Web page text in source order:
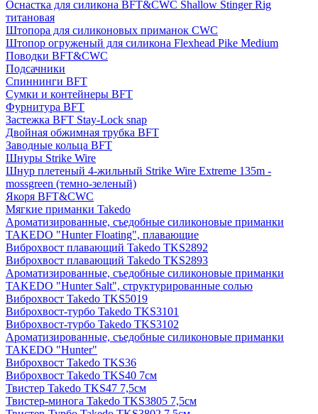
Оснастка для силикона BFT&CWC Shallow Stinger Rig
титановая
Штопора для силиконовых приманок CWC
Штопор огруженый для силикона Flexhead Pike Medium
Поводки BFT&CWC
Подсачники
Спиннинги BFT
Сумки и контейнеры BFT
Фурнитура BFT
Застежка BFT Stay-Lock snap
Двойная обжимная трубка BFT
Заводные кольца BFT
Шнуры Strike Wire
Шнур плетеный 4-жильный Strike Wire Extreme 135m -
mossgreen (темно-зеленый)
Якоря BFT&CWC
Мягкие приманки Takedo
Ароматизированные, съедобные силиконовые приманки
TAKEDO "Hunter Floating", плавающие
Виброхвост плавающий Takedo TKS2892
Виброхвост плавающий Takedo TKS2893
Ароматизированные, съедобные силиконовые приманки
TAKEDO "Hunter Salt", структурированные солью
Виброхвост Takedo TKS5019
Виброхвост-турбо Takedo TKS3101
Виброхвост-турбо Takedo TKS3102
Ароматизированные, съедобные силиконовые приманки
TAKEDO "Hunter"
Виброхвост Takedo TKS36
Виброхвост Takedo TKS40 7см
Твистер Takedo TKS47 7,5см
Твистер-минога Takedo TKS3805 7,5см